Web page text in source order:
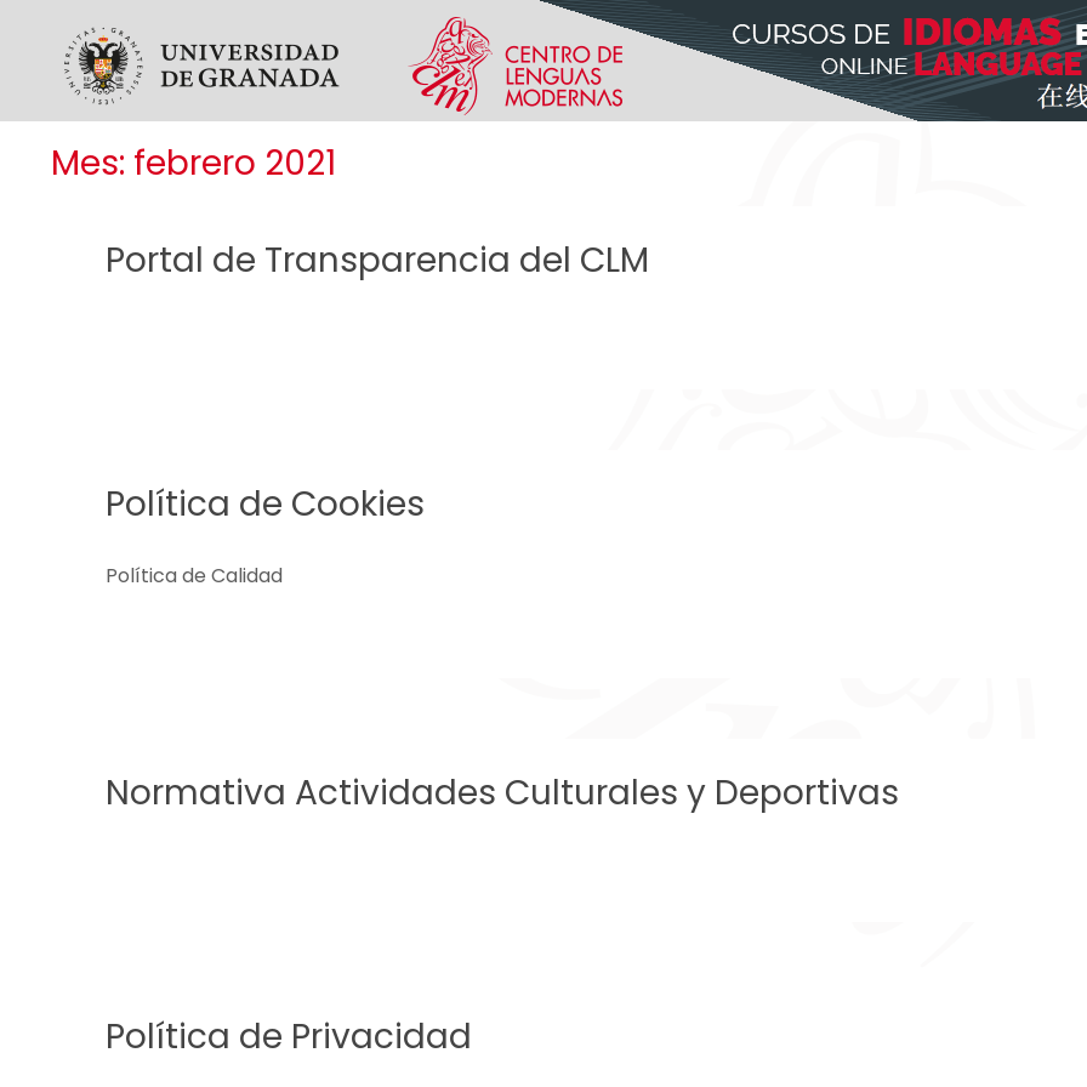
Mes: febrero 2021
Portal de Transparencia del CLM
Política de Cookies
Política de Calidad
Normativa Actividades Culturales y Deportivas
Política de Privacidad